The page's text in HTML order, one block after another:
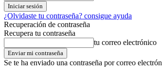
¿Olvidaste tu contraseña? consigue ayuda
Recuperación de contraseña
Recupera tu contraseña
tu correo electrónico
Se te ha enviado una contraseña por correo